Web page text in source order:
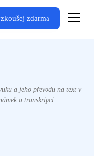
zdarma
a jeho převodu na text v
a transkripci.